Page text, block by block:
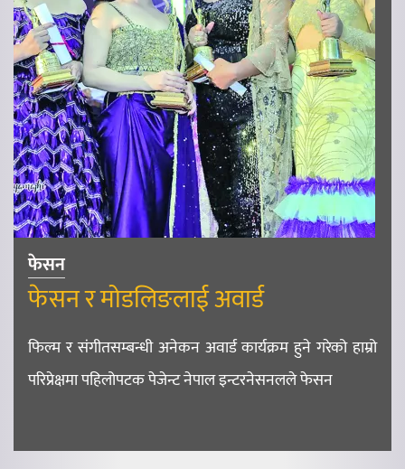
फेसन
फेसन र मोडलिङलाई अवार्ड
फिल्म र संगीतसम्बन्धी अनेकन अवार्ड कार्यक्रम हुने गरेको हाम्रो
परिप्रेक्षमा पहिलोपटक पेजेन्ट नेपाल इन्टरनेसनलले फेसन